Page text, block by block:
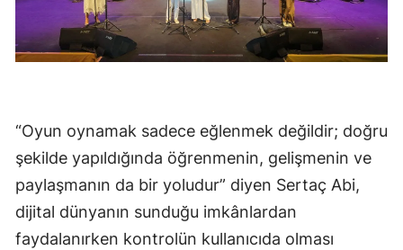
“Oyun oynamak sadece eğlenmek değildir; doğru
şekilde yapıldığında öğrenmenin, gelişmenin ve
paylaşmanın da bir yoludur” diyen Sertaç Abi,
dijital dünyanın sunduğu imkânlardan
faydalanırken kontrolün kullanıcıda olması